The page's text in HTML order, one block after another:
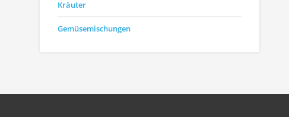
Kräuter
Gemüsemischungen